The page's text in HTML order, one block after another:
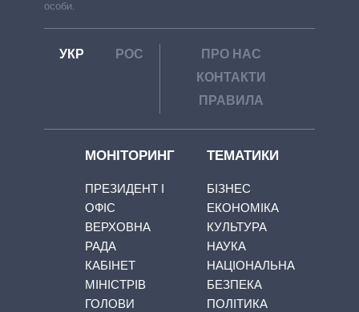
особи.
УКР РОС
ПРО НАС
КОНТАКТИ
ПРАВИЛА
МОНІТОРИНГ
ПРЕЗИДЕНТ І
ОФІС
ВЕРХОВНА
РАДА
КАБІНЕТ
МІНІСТРІВ
ГОЛОВИ
ТЕМАТИКИ
БІЗНЕС
ЕКОНОМІКА
КУЛЬТУРА
НАУКА
НАЦІОНАЛЬНА
БЕЗПЕКА
ПОЛІТИКА